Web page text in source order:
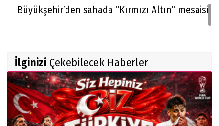
Büyükşehir’den sahada “Kırmızı Altın” mesaisi
İlginizi Çekebilecek Haberler